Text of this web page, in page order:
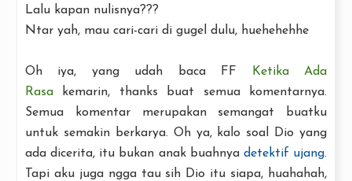
Lalu kapan nulisnya???
Ntar yah, mau cari-cari di gugel dulu, huehehehhe
Oh iya, yang udah baca FF
Ketika Ada
Rasa kemarin, thanks buat semua komentarnya.
Semua komentar merupakan semangat buatku
untuk semakin berkarya. Oh ya, kalo soal Dio yang
ada dicerita, itu bukan anak buahnya detektif ujang.
Tapi aku juga ngga tau sih Dio itu siapa, huahahah,